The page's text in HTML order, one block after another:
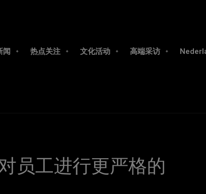
闻 热点关注 文化活动 高端采访
员工进行更严格的